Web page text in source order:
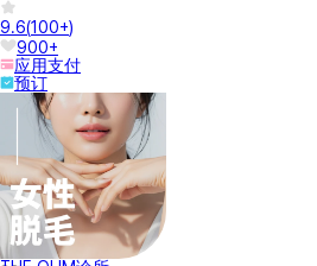
9.6(100+)
900+
应用支付
预订